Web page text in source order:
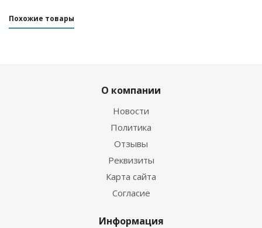
Похожие товары
О компании
Новости
Политика
Отзывы
Реквизиты
Карта сайта
Согласие
Информация